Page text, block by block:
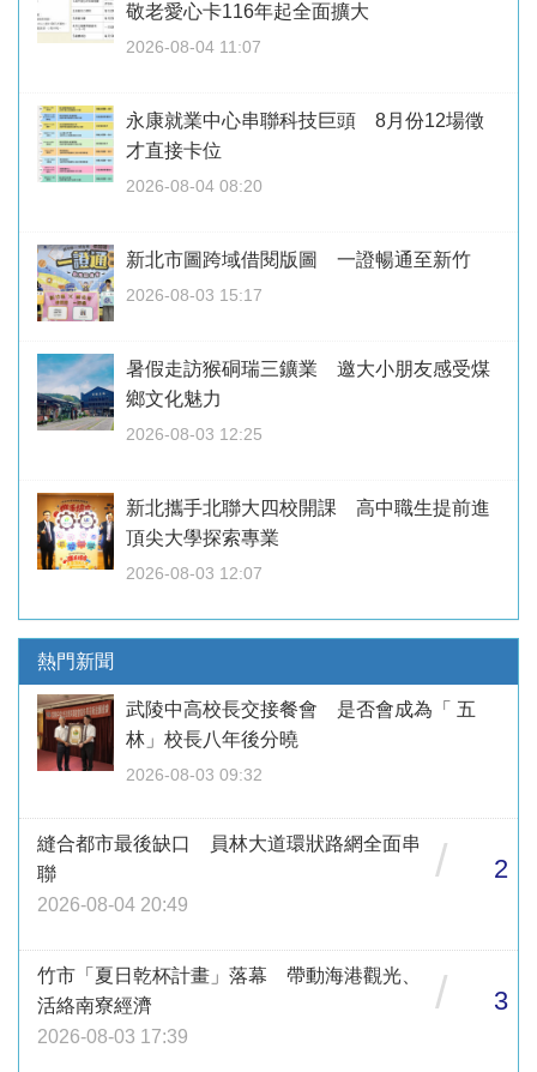
敬老愛心卡116年起全面擴大
2026-08-04 11:07
永康就業中心串聯科技巨頭 8月份12場徵
才直接卡位
2026-08-04 08:20
新北市圖跨域借閱版圖 一證暢通至新竹
2026-08-03 15:17
暑假走訪猴硐瑞三鑛業 邀大小朋友感受煤
鄉文化魅力
2026-08-03 12:25
新北攜手北聯大四校開課 高中職生提前進
頂尖大學探索專業
2026-08-03 12:07
熱門新聞
武陵中高校長交接餐會 是否會成為「 五
林」校長八年後分曉
2026-08-03 09:32
縫合都市最後缺口 員林大道環狀路網全面串
聯
2026-08-04 20:49
/ 2
竹市「夏日乾杯計畫」落幕 帶動海港觀光、
活絡南寮經濟
2026-08-03 17:39
/ 3